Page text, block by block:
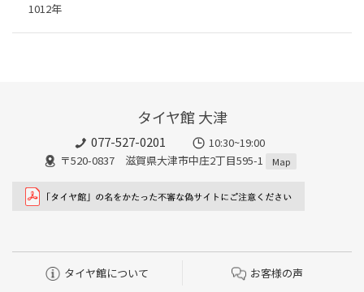
1012年
タイヤ館 大津
077-527-0201
10:30~19:00
〒520-0837 滋賀県大津市中庄2丁目595-1
Map
タイヤ館について お客様の声